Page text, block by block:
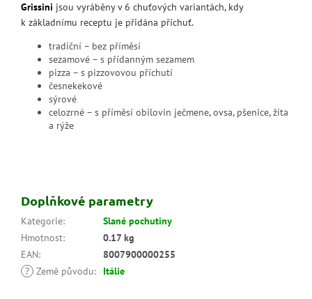
Grissini jsou vyráběny v 6 chuťových variantách, kdy
k základnímu receptu je přidána příchuť.
tradiční – bez příměsí
sezamové – s přídanným sezamem
pizza – s pizzovovou příchutí
česnekekové
sýrové
celozrné – s příměsí obilovin ječmene, ovsa, pšenice, žita
a rýže
Doplňkové parametry
Kategorie:
Slané pochutiny
Hmotnost:
0.17 kg
EAN:
8007900000255
? Země původu: Itálie